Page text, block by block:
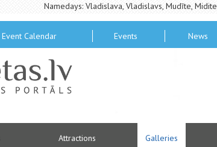
Namedays: Vladislava, Vladislavs, Mudīte, Midite
Event Calendar Events News
Attractions Galleries